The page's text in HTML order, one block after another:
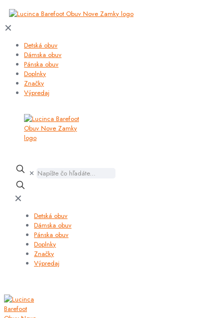
✕
Detská obuv
Dámska obuv
Pánska obuv
Doplnky
Značky
Výpredaj
✕
✕
Detská obuv
Dámska obuv
Pánska obuv
Doplnky
Značky
Výpredaj